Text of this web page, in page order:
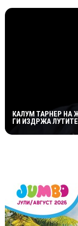
КАЛУМ ТАРНЕР НА
ГИ ИЗДРЖА